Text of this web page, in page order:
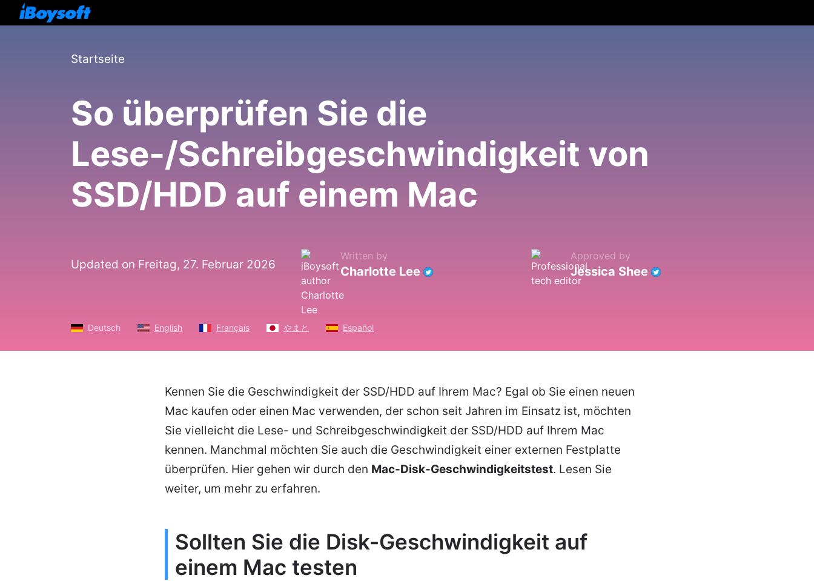
Startseite
So überprüfen Sie die
Lese-/Schreibgeschwindigkeit von
SSD/HDD auf einem Mac
Updated on Freitag, 27. Februar 2026
Written by
Charlotte Lee
Approved by
Jessica Shee
Deutsch English Français やまと Español
Kennen Sie die Geschwindigkeit der SSD/HDD auf Ihrem Mac? Egal ob Sie einen neuen
Mac kaufen oder einen Mac verwenden, der schon seit Jahren im Einsatz ist, möchten
Sie vielleicht die Lese- und Schreibgeschwindigkeit der SSD/HDD auf Ihrem Mac
kennen. Manchmal möchten Sie auch die Geschwindigkeit einer externen Festplatte
überprüfen. Hier gehen wir durch den Mac-Disk-Geschwindigkeitstest. Lesen Sie
weiter, um mehr zu erfahren.
Sollten Sie die Disk-Geschwindigkeit auf
einem Mac testen